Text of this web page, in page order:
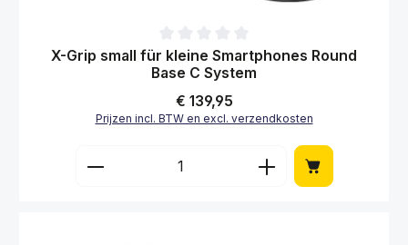
Gemiddelde waardering van 0 van 5 sterren
X-Grip small für kleine Smartphones Round
Base C System
Normale prijs:
€ 139,95
Prijzen incl. BTW en excl. verzendkosten
Producthoeveelheid: Voer de gewenste